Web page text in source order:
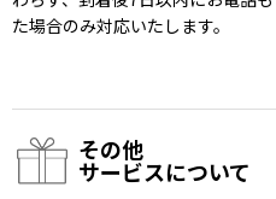
た場合のみ対応いたします。
その他
サービスについて